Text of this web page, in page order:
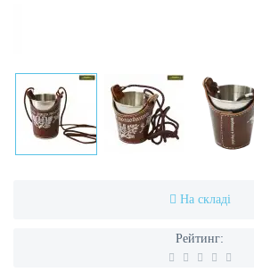
На складі
Рейтинг: